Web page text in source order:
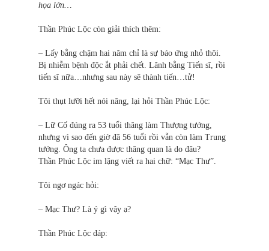
họa lớn…
Thần Phúc Lộc còn giải thích thêm:
– Lấy bằng chậm hai năm chỉ là sự báo ứng nhỏ thôi.
Bị nhiễm bệnh độc ắt phải chết. Lãnh bằng Tiến sĩ, rồi
tiến sĩ nữa…nhưng sau này sẽ thành tiến…tử!
Tôi thụt lưỡi hết nói năng, lại hỏi Thần Phúc Lộc:
– Lữ Cố đúng ra 53 tuổi thăng làm Thượng tướng,
nhưng vì sao đến giờ đã 56 tuổi rồi vẫn còn làm Trung
tướng. Ông ta chưa được thăng quan là do đâu?
Thần Phúc Lộc im lặng viết ra hai chữ: “Mạc Thư”.
Tôi ngơ ngác hỏi:
– Mạc Thư? Là ý gì vậy ạ?
Thần Phúc Lộc đáp: